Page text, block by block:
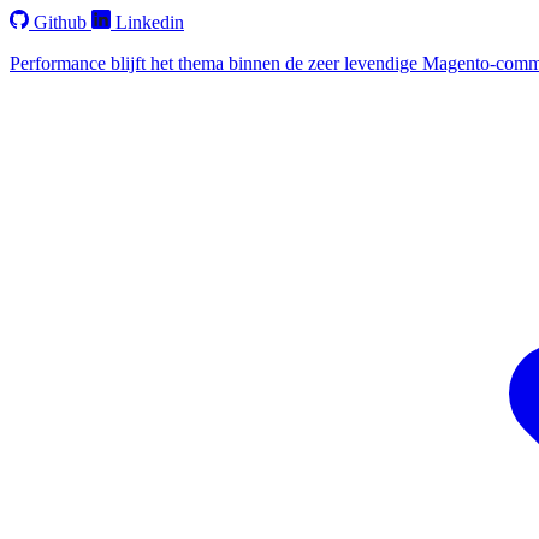
Github
Linkedin
Performance blijft het thema binnen de zeer levendige Magento-